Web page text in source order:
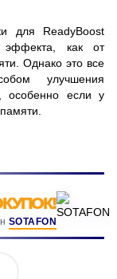
для ReadyBoost
как от
Однако это все
улучшения
особенно если у
SOTAFON